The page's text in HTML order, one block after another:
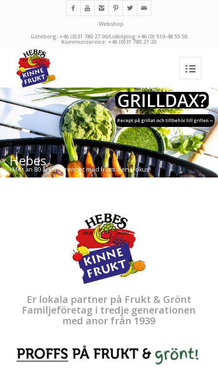
Webshop
Göteborg: +46 (0)31 780 27 00/Lidköping:+46 (0) 510-48 55 50
Kommunservice: +46 (0)31 780 27 20
Hebes
Recept på grillat och tillbehör till grillen ››
GRILLDAX?
- Mer än 80 års erfarenhet med framtiden i fokus!
Er lokala partner på Frukt & Grönt
Familjeföretag i tredje generationen
med anor från 1939